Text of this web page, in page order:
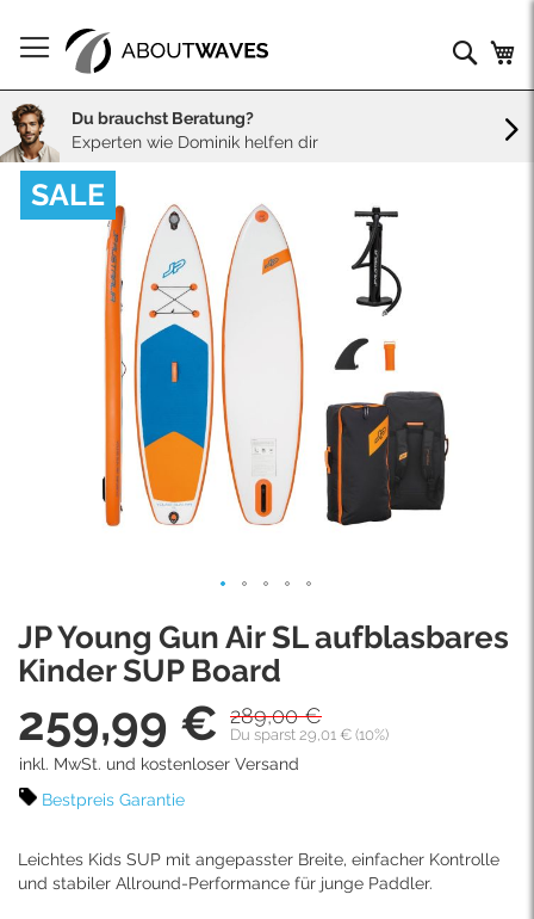
zum
Inhalt
Du brauchst Beratung?
Experten wie Dominik helfen dir
JP Young Gun Air SL aufblasbares
Kinder SUP Board
289,00 €
Du sparst 29,01 € (10%)
Sonderpreis
259,99 €
inkl. MwSt. und kostenloser Versand
Bestpreis Garantie
Leichtes Kids SUP mit angepasster Breite, einfacher Kontrolle
und stabiler Allround-Performance für junge Paddler.
Skip
toSALE
to
the
beginning
of
the
images